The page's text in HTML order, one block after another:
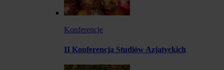
Konferencje
II Konferencja Studiów Azjatyckich